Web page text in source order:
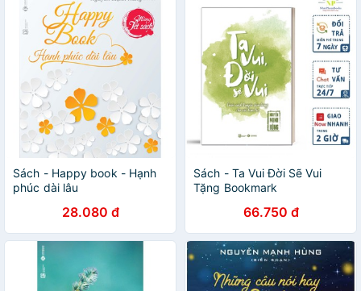
Sách - Happy book - Hạnh
phúc dài lâu
28.080 đ
Sách - Ta Vui Đời Sẽ Vui
Tặng Bookmark
66.750 đ